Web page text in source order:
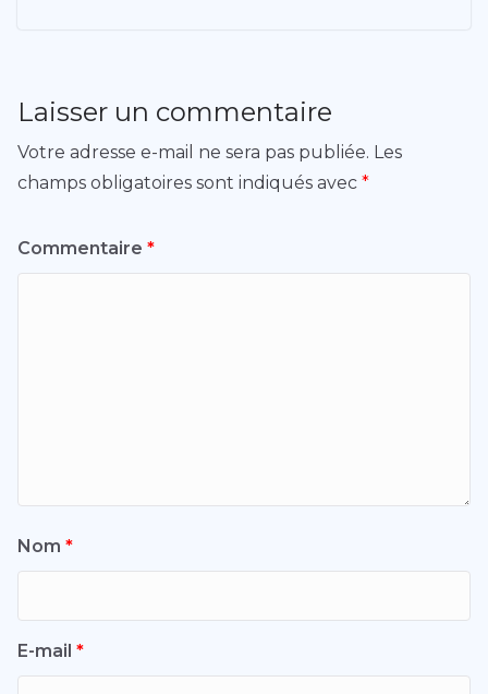
Laisser un commentaire
Votre adresse e-mail ne sera pas publiée. Les
champs obligatoires sont indiqués avec *
Commentaire *
Nom *
E-mail *